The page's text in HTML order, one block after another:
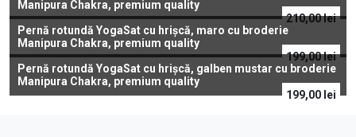
Manipura Chakra, premium quality
210,00lei
Pernă rotundă YogaSat cu hrișcă, maro cu broderie
Manipura Chakra, premium quality
199,00lei
Pernă rotundă YogaSat cu hrișcă, galben mustar cu broderie
Manipura Chakra, premium quality
199,00 lei